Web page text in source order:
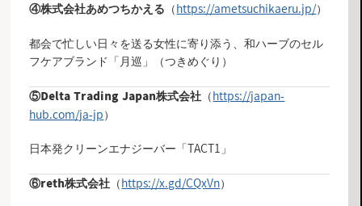
④株式会社あめつちかえる （https://ametsuchikaeru.jp/）
都会で忙しい日々を送る女性に寄り添う、和ハーブのセル
フケアブランド「月巡」（つきめぐり）
⑤Delta Trading Japan株式会社 （https://japan-
hub.com/ja-jp）
日本発クリーンエナジーバー「TACT1」
⑥reth株式会社 （https://x.gd/CQxVn）